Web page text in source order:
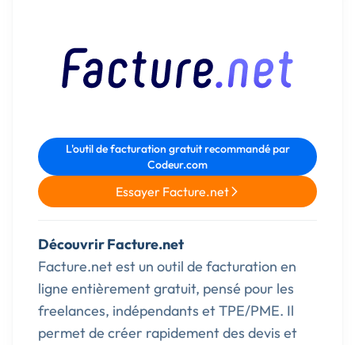
L'outil de facturation gratuit recommandé par
Codeur.com
Essayer Facture.net
Découvrir Facture.net
Facture.net est un outil de facturation en
ligne entièrement gratuit, pensé pour les
freelances, indépendants et TPE/PME. Il
permet de créer rapidement des devis et